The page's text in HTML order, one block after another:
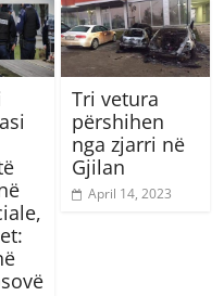
Tri vetura
përshihen
nga zjarri në
Gjilan
April 14, 2023